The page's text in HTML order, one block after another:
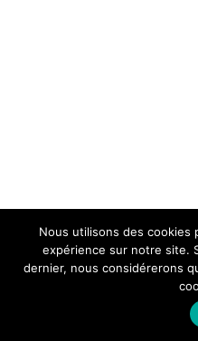
Nous utilisons des cookies
expérience sur notre site.
dernier, nous considérerons